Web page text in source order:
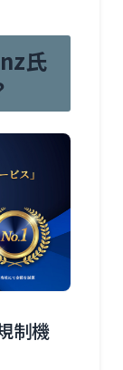
氏
制機